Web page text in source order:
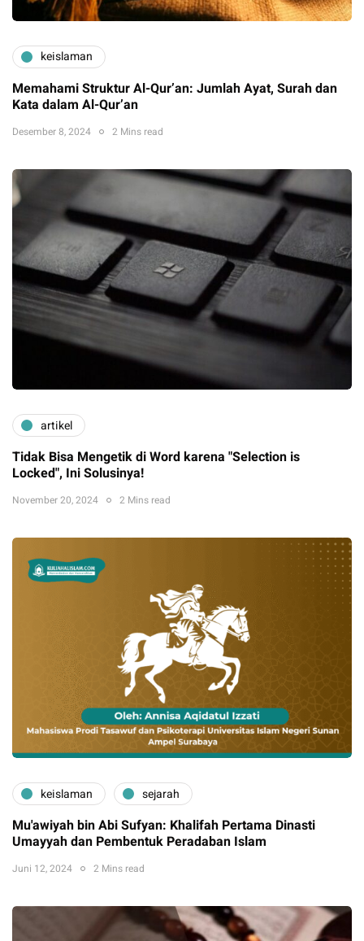
keislaman
Memahami Struktur Al-Qur’an: Jumlah Ayat, Surah dan
Kata dalam Al-Qur’an
Desember 8, 2024 2 Mins read
artikel
Tidak Bisa Mengetik di Word karena "Selection is
Locked", Ini Solusinya!
November 20, 2024 2 Mins read
keislaman sejarah
Mu'awiyah bin Abi Sufyan: Khalifah Pertama Dinasti
Umayyah dan Pembentuk Peradaban Islam
Juni 12, 2024 2 Mins read